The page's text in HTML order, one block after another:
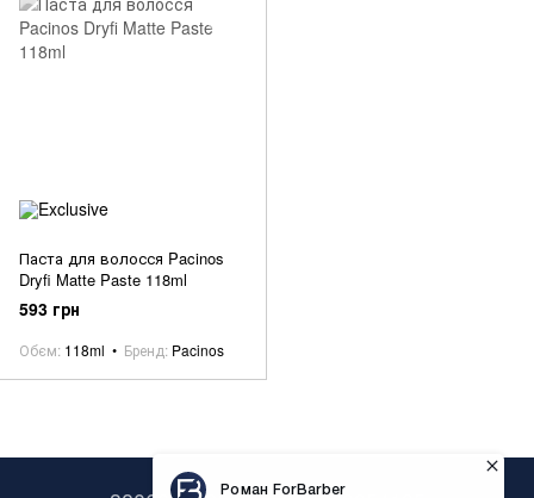
Паста для волосся Pacinos
Dryfi Matte Paste 118ml
593 грн
Обєм 118ml Бренд Pacinos